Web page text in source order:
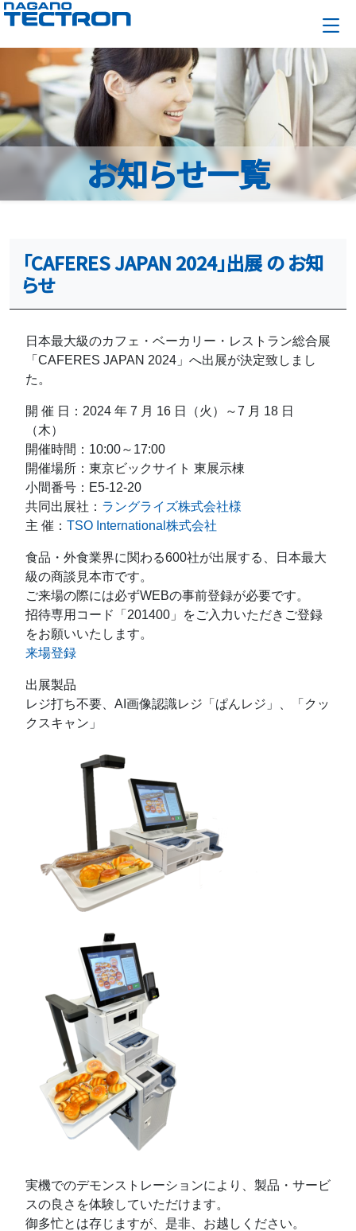
お知らせ一覧
「CAFERES JAPAN 2024」出展 の お知
らせ
日本最大級のカフェ・ベーカリー・レストラン総合展
「CAFERES JAPAN 2024」へ出展が決定致しまし
た。
開 催 日：2024 年 7 月 16 日（火）～7 月 18 日
（木）
開催時間：10:00～17:00
開催場所：東京ビックサイト 東展示棟
小間番号：E5-12-20
共同出展社： ラングライズ株式会社様
主 催： TSO International株式会社
食品・外食業界に関わる600社が出展する、日本最大
級の商談見本市です。
ご来場の際には必ずWEBの事前登録が必要です。
招待専用コード「201400」をご入力いただきご登録
をお願いいたします。
来場登録
出展製品
レジ打ち不要、AI画像認識レジ「ぱんレジ」、「クッ
クスキャン」
実機でのデモンストレーションにより、製品・サービ
スの良さを体験していただけます。
御多忙とは存じますが、是非、お越しください。